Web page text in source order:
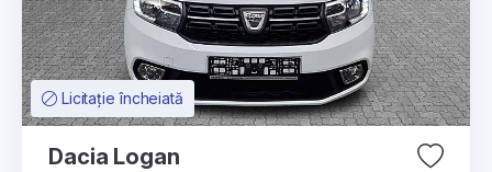
Licitație încheiată
Dacia Logan